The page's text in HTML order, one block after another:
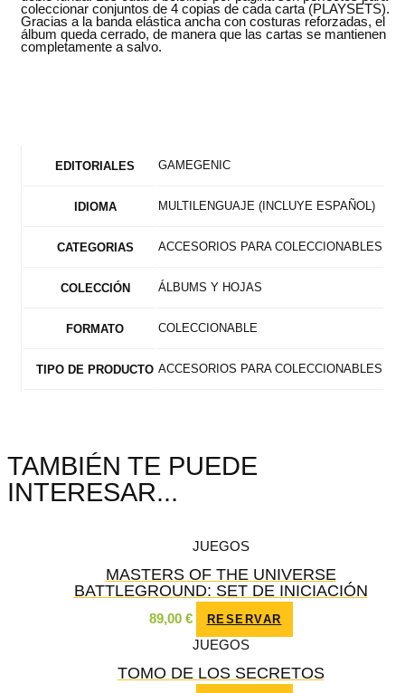
coleccionar conjuntos de 4 copias de cada carta (PLAYSETS).
Gracias a la banda elástica ancha con costuras reforzadas, el
álbum queda cerrado, de manera que las cartas se mantienen
completamente a salvo.
EDITORIALES GAMEGENIC
IDIOMA MULTILENGUAJE (INCLUYE ESPAÑOL)
CATEGORIAS ACCESORIOS PARA COLECCIONABLES
COLECCIÓN ÁLBUMS Y HOJAS
FORMATO COLECCIONABLE
TIPO DE PRODUCTO ACCESORIOS PARA COLECCIONABLES
TAMBIÉN TE PUEDE
INTERESAR...
JUEGOS
MASTERS OF THE UNIVERSE
BATTLEGROUND: SET DE INICIACIÓN
89,00 € RESERVAR
JUEGOS
TOMO DE LOS SECRETOS